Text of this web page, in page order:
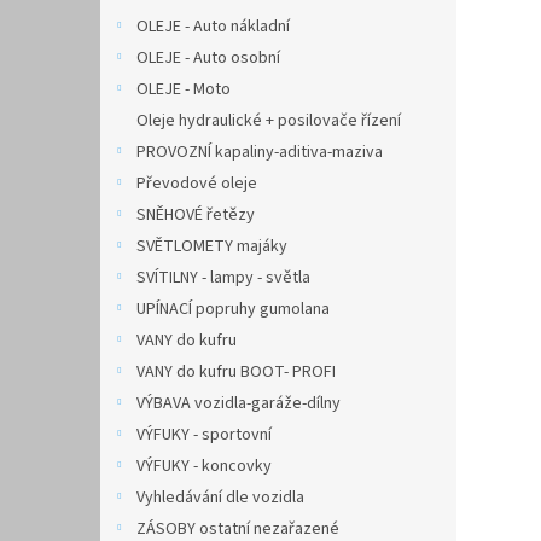
OLEJE - Auto nákladní
OLEJE - Auto osobní
OLEJE - Moto
Oleje hydraulické + posilovače řízení
PROVOZNÍ kapaliny-aditiva-maziva
Převodové oleje
SNĚHOVÉ řetězy
SVĚTLOMETY majáky
SVÍTILNY - lampy - světla
UPÍNACÍ popruhy gumolana
VANY do kufru
VANY do kufru BOOT- PROFI
VÝBAVA vozidla-garáže-dílny
VÝFUKY - sportovní
VÝFUKY - koncovky
Vyhledávání dle vozidla
ZÁSOBY ostatní nezařazené